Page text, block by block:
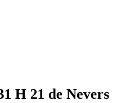
H 21 de Nevers